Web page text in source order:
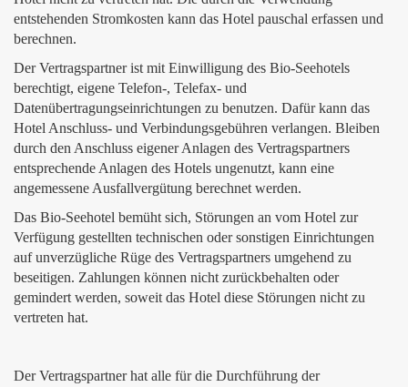
entstehenden Stromkosten kann das Hotel pauschal erfassen und
berechnen.
Der Vertragspartner ist mit Einwilligung des Bio-Seehotels
berechtigt, eigene Telefon‑, Telefax- und
Datenübertragungseinrichtungen zu benutzen. Dafür kann das
Hotel Anschluss- und Verbindungsgebühren verlangen. Bleiben
durch den Anschluss eigener Anlagen des Vertragspartners
entsprechende Anlagen des Hotels ungenutzt, kann eine
angemessene Ausfallvergütung berechnet werden.
Das Bio-Seehotel bemüht sich, Störungen an vom Hotel zur
Verfügung gestellten technischen oder sonstigen Einrichtungen
auf unverzügliche Rüge des Vertragspartners umgehend zu
beseitigen. Zahlungen können nicht zurückbehalten oder
gemindert werden, soweit das Hotel diese Störungen nicht zu
vertreten hat.
Der Vertragspartner hat alle für die Durchführung der